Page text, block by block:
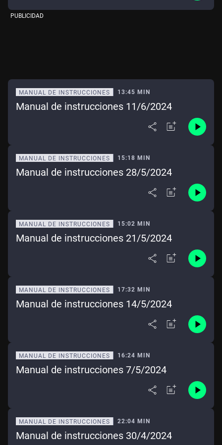
PUBLICIDAD
MANUAL DE INSTRUCCIONES 13:45 MIN
Manual de instrucciones 11/6/2024
MANUAL DE INSTRUCCIONES 15:18 MIN
Manual de instrucciones 28/5/2024
MANUAL DE INSTRUCCIONES 15:02 MIN
Manual de instrucciones 21/5/2024
MANUAL DE INSTRUCCIONES 17:32 MIN
Manual de instrucciones 14/5/2024
MANUAL DE INSTRUCCIONES 16:24 MIN
Manual de instrucciones 7/5/2024
MANUAL DE INSTRUCCIONES 22:04 MIN
Manual de instrucciones 30/4/2024